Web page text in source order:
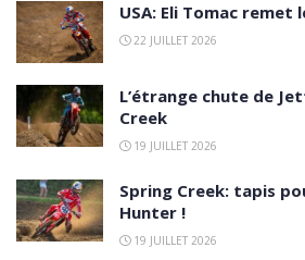
USA: Eli Tomac remet
22 JUILLET 2026
L’étrange chute de
Creek
19 JUILLET 2026
Spring Creek: tapis
Hunter !
19 JUILLET 2026